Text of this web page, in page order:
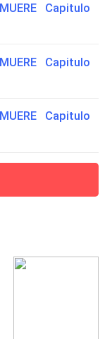
MUERE Capitulo
MUERE Capitulo
MUERE Capitulo